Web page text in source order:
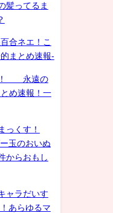
髪ってるま
合ネエ！こ
まとめ速報-
！ 永遠の
め速報！一
っくす！
玉のおいぬ
からおもし
ャラだいす
あらゆるマ